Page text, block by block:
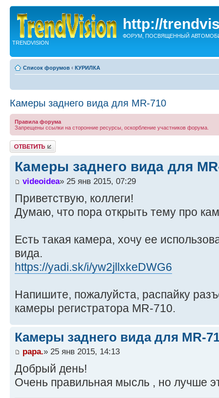
http://
ФОРУМ, ПОСВЯЩЕННЫЙ
TRENDVISION
Список форумов ‹ КУРИЛКА
Камеры заднего вида для MR-710
Правила форума
Запрещены ссылки на сторонние ресурсы, оскорбление участников форума.
Ответить
Камеры заднего вида для
videoidea» 25 янв 2015, 07:29
Приветствую, коллеги!
Думаю, что пора открыть тему про
Есть такая камера, хочу ее
вида.
https://yadi.sk/i/yw2jllxkeDWG6
Напишите, пожалуйста, распайку
камеры регистратора MR-710.
Камеры заднего вида для MR-
papa.» 25 янв 2015, 14:13
Добрый день!
Очень правильная мысль , но лучше